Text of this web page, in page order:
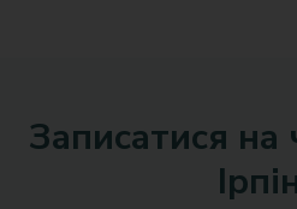
Записатися на